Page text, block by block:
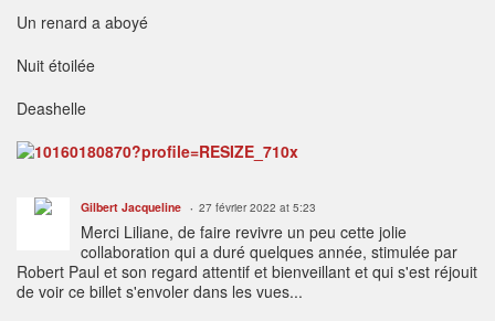
Un renard a aboyé
Nuit étoilée
Deashelle
Gilbert Jacqueline 27 février 2022 at 5:23
Merci Liliane, de faire revivre un peu cette jolie
collaboration qui a duré quelques année, stimulée par
Robert Paul et son regard attentif et bienveillant et qui s'est réjouit
de voir ce billet s'envoler dans les vues...